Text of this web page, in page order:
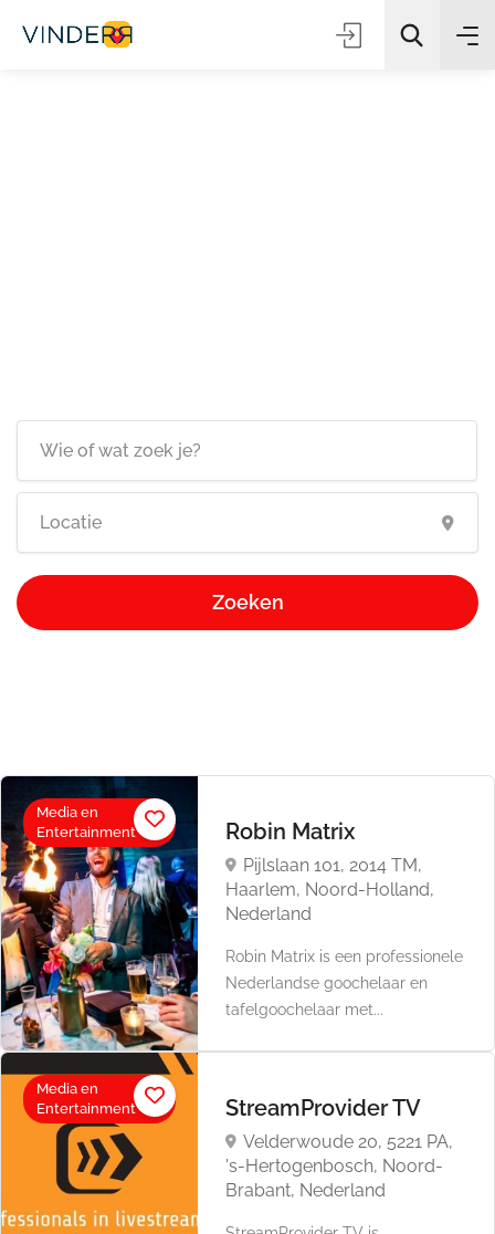
Zoeken
Media en
Entertainment
Robin Matrix
Pijlslaan 101, 2014 TM,
Haarlem, Noord-Holland,
Nederland
Robin Matrix is een professionele
Nederlandse goochelaar en
tafelgoochelaar met...
Media en
Entertainment
StreamProvider TV
Velderwoude 20, 5221 PA,
's-Hertogenbosch, Noord-
Brabant, Nederland